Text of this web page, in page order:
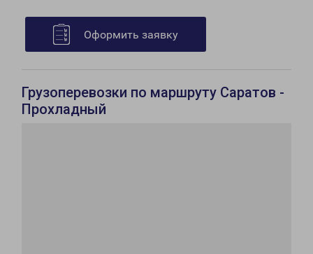
Оформить заявку
Грузоперевозки по маршруту Саратов -
Прохладный